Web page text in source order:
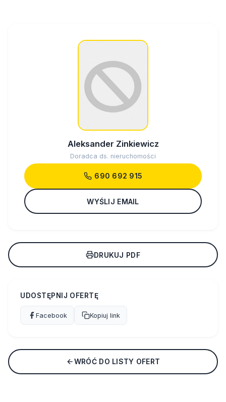
Aleksander Zinkiewicz
Doradca ds. nieruchomości
690 692 915
WYŚLIJ EMAIL
DRUKUJ PDF
UDOSTĘPNIJ OFERTĘ
Facebook Kopiuj link
WRÓĆ DO LISTY OFERT